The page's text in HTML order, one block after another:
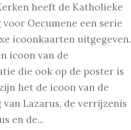
heeft de Katholieke
voor Oecumene een serie
icoonkaarten uitgegeven.
icoon van de
die ook op de poster is
het de icoon van de
van Lazarus, de verrijzenis
en de...